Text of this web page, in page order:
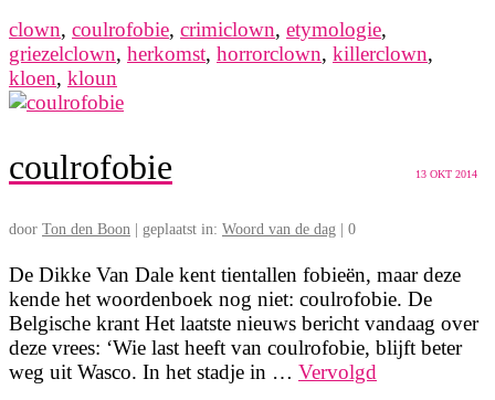
clown, coulrofobie, crimiclown, etymologie,
griezelclown, herkomst, horrorclown, killerclown,
kloen, kloun
13 OKT 2014
coulrofobie
door Ton den Boon geplaatst in: Woord van de dag 0
De Dikke Van Dale kent tientallen fobieën, maar deze
kende het woordenboek nog niet: coulrofobie. De
Belgische krant Het laatste nieuws bericht vandaag over
deze vrees: ‘Wie last heeft van coulrofobie, blijft beter
weg uit Wasco. In het stadje in … Vervolgd